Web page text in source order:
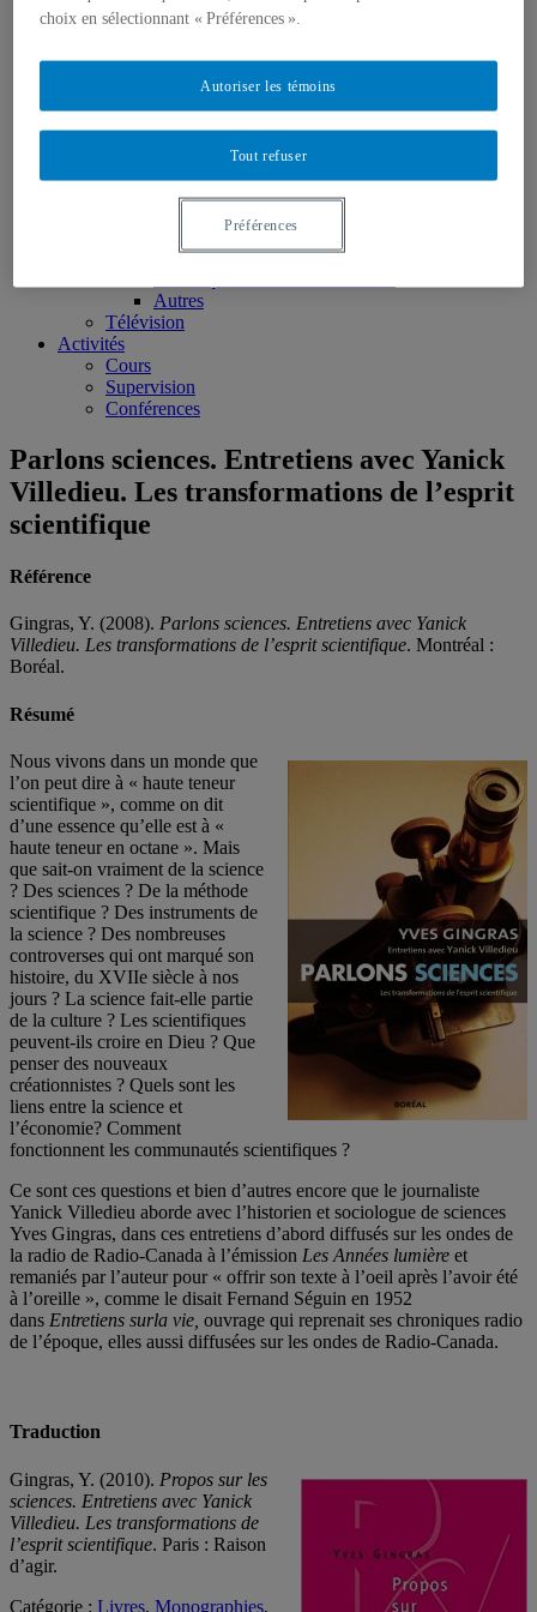
Monographies
Articles scientifiques
Chapitres de livres
Rapports et notes de recherche
Médias
Chroniques dans L’actualité
Autres
Télévision
Activités
Cours
Supervision
Conférences
Parlons sciences. Entretiens avec Yanick
Villedieu. Les transformations de l’esprit
scientifique
Référence
Gingras, Y. (2008). Parlons sciences. Entretiens avec Yanick
Villedieu. Les transformations de l’esprit scientifique. Montréal :
Boréal.
Résumé
Nous vivons dans un monde que
l’on peut dire à « haute teneur
scientifique », comme on dit
d’une essence qu’elle est à «
haute teneur en octane ». Mais
que sait-on vraiment de la science
? Des sciences ? De la méthode
scientifique ? Des instruments de
la science ? Des nombreuses
controverses qui ont marqué son
histoire, du XVIIe siècle à nos
jours ? La science fait-elle partie
de la culture ? Les scientifiques
peuvent-ils croire en Dieu ? Que
penser des nouveaux
créationnistes ? Quels sont les
liens entre la science et
l’économie? Comment
fonctionnent les communautés scientifiques ?
Ce sont ces questions et bien d’autres encore que le journaliste
Yanick Villedieu aborde avec l’historien et sociologue de sciences
Yves Gingras, dans ces entretiens d’abord diffusés sur les ondes de
la radio de Radio-Canada à l’émission Les Années lumière et
remaniés par l’auteur pour « offrir son texte à l’oeil après l’avoir été
à l’oreille », comme le disait Fernand Séguin en 1952
dans Entretiens surla vie, ouvrage qui reprenait ses chroniques radio
de l’époque, elles aussi diffusées sur les ondes de Radio-Canada.
Traduction
Gingras, Y. (2010). Propos sur les
sciences. Entretiens avec Yanick
Villedieu. Les transformations de
l’esprit scientifique. Paris : Raison
d’agir.
Catégorie : Livres, Monographies,
choix en sélectionnant « Préférences ».
Tout refuser
Autoriser les témoins
Préférences